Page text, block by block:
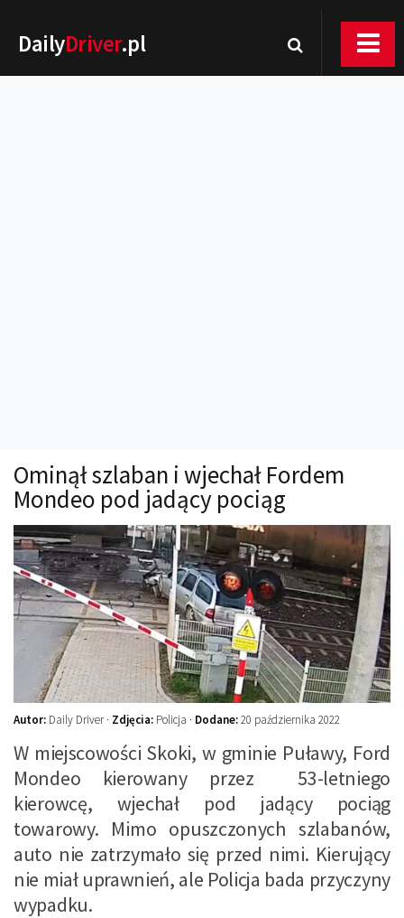
DailyDriver.pl
Technika jazdy
Oświetlenie
Kalkulatory
Przelicznik mocy
Auto z niemiec
Galerie
Ominął szlaban i wjechał Fordem
Mondeo pod jadący pociąg
Autor: Daily Driver · Zdjęcia: Policja · Dodane:20 października 2022
W miejscowości Skoki, w gminie Puławy, Ford
Mondeo kierowany przez 53-letniego
kierowcę, wjechał pod jadący pociąg
towarowy. Mimo opuszczonych szlabanów,
auto nie zatrzymało się przed nimi. Kierujący
nie miał uprawnień, ale Policja bada przyczyny
wypadku.